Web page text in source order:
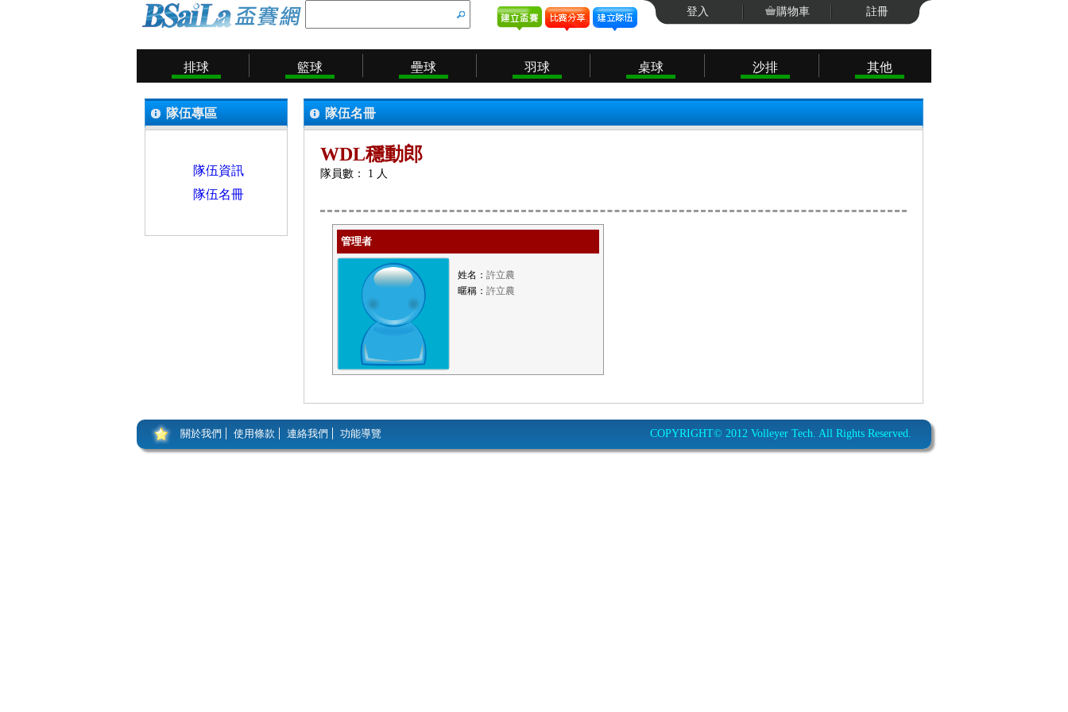
登入 購物車 註冊
排球 籃球 壘球 羽球 桌球 沙排 其他
隊伍專區
隊伍資訊
隊伍名冊
隊伍名冊
WDL穩動郎
隊員數： 1 人
管理者
姓名： 許立農
暱稱： 許立農
關於我們 使用條款 連絡我們 功能導覽 COPYRIGHT© 2012 Volleyer Tech. All Rights Reserved.